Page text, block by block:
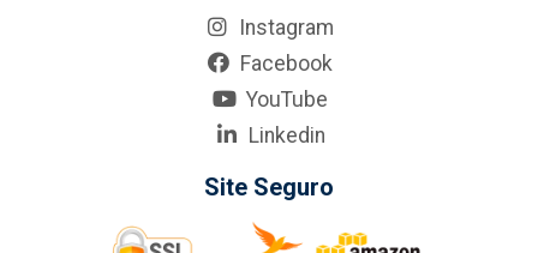
Instagram
Facebook
YouTube
Linkedin
Site Seguro